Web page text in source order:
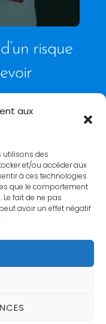
aux
utilisons des
et/ou accéder aux
à ces technologies
que le comportement
fait de ne pas
avoir un effet négatif
risque